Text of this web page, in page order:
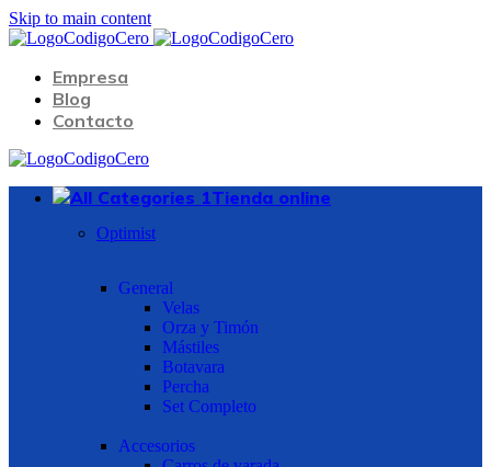
Skip to main content
Empresa
Blog
Contacto
Tienda online
Optimist
General
Velas
Orza y Timón
Mástiles
Botavara
Percha
Set Completo
Accesorios